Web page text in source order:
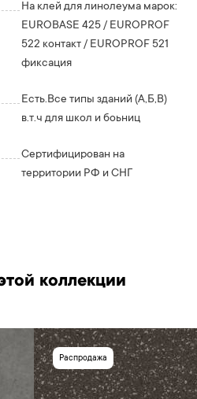
На клей для линолеума марок:
EUROBASE 425 / EUROPROF
522 контакт / EUROPROF 521
фиксация
Есть.Все типы зданий (А,Б,В)
в.т.ч для школ и боьниц
Сертифицирован на
территории РФ и СНГ
коллекции
Распродажа